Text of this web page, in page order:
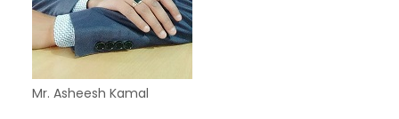
Mr. Asheesh Kamal